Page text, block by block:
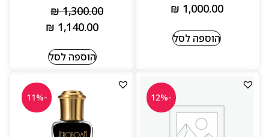
₪ 1,000.00
הוספה לסל
₪1,300.00
₪ 1,140.00
הוספה לסל
-12%
-11%